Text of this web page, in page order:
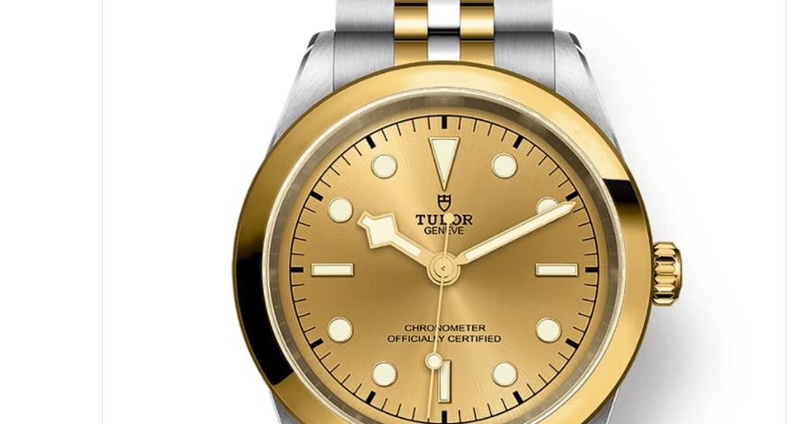
厦门市思明区湖滨东路95号华润大厦写字楼B座11层1104室（需提前预约）
成都市锦江区人民东路6号SAC东原中心写字楼24层2406B室（需提前预约）
重庆市江北区观音桥步行街2号融恒时代广场写字楼9层902室（需提前预约）
长沙市芙蓉区定王台街道建湘路393号世茂环球金融中心写字楼（芙蓉广场）10层13室（需提前预约）
郑州市二七区铭功路10号华润大厦写字楼29层2905室（需提前预约）
太原市迎泽区解放路15号亨得利名表服务中心（品牌授权店）3层整层（需提前预约）
沈阳市沈河区中街路137号亨得利名表服务中心（品牌授权店）1层整层（需提前预约）
沈阳市沈河区中街路83号亨得利名表服务中心（品牌授权店）1层整层（需提前预约）
乌鲁木齐市天山区红山路26号时代广场（CCMALL）C座17层17-B（需提前预约）
温州市鹿城区锦绣路1067号置信广场10层1015室（需提前预约）
大连市中山区人民路15号国际金融大厦7层G室（需提前预约）
佛山市禅城区季华五路57号万科金融中心C座12层1205室（需提前预约）
东莞市东城街道鸿福东路1号民盈国贸中心T1写字楼9层907室（需提前预约）
无锡市梁溪区人民中路139号恒隆广场写字楼1座11层1104室（需提前预约）
南通市崇川区工农路57号圆融广场写字楼16层1603室（需提前预约）
苏州市苏州工业园区星港街199号苏州中心办公楼C座22层08室（需提前预约）
武汉市江汉区解放大道686号世界贸易大厦38层09室（需提前预约）